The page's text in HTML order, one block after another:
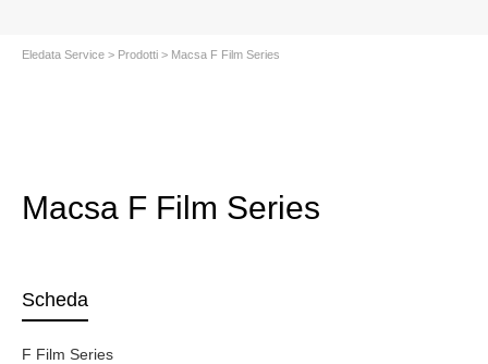
Eledata Service > Prodotti > Macsa F Film Series
Macsa F Film Series
Scheda
F Film Series